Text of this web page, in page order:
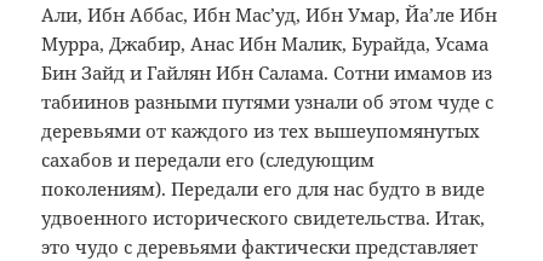
Али, Ибн Аббас, Ибн Мас’уд, Ибн Умар, Йа’ле Ибн
Мурра, Джабир, Анас Ибн Малик, Бурайда, Усама
Бин Зайд и Гайлян Ибн Салама. Сотни имамов из
табиинов разными путями узнали об этом чуде с
деревьями от каждого из тех вышеупомянутых
сахабов и передали его (следующим
поколениям). Передали его для нас будто в виде
удвоенного исторического свидетельства. Итак,
это чудо с деревьями фактически представляет